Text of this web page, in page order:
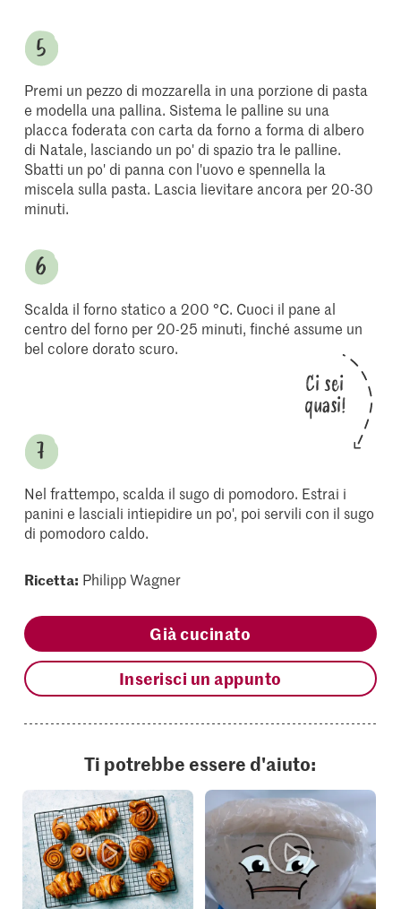
Premi un pezzo di mozzarella in una porzione di pasta
e modella una pallina. Sistema le palline su una
placca foderata con carta da forno a forma di albero
di Natale, lasciando un po' di spazio tra le palline.
Sbatti un po' di panna con l'uovo e spennella la
miscela sulla pasta. Lascia lievitare ancora per 20-30
minuti.
Scalda il forno statico a 200 °C. Cuoci il pane al
centro del forno per 20-25 minuti, finché assume un
bel colore dorato scuro.
Ci sei
quasi!
Nel frattempo, scalda il sugo di pomodoro. Estrai i
panini e lasciali intiepidire un po', poi servili con il sugo
di pomodoro caldo.
Ricetta: Philipp Wagner
Già cucinato
Inserisci un appunto
Ti potrebbe essere d'aiuto: